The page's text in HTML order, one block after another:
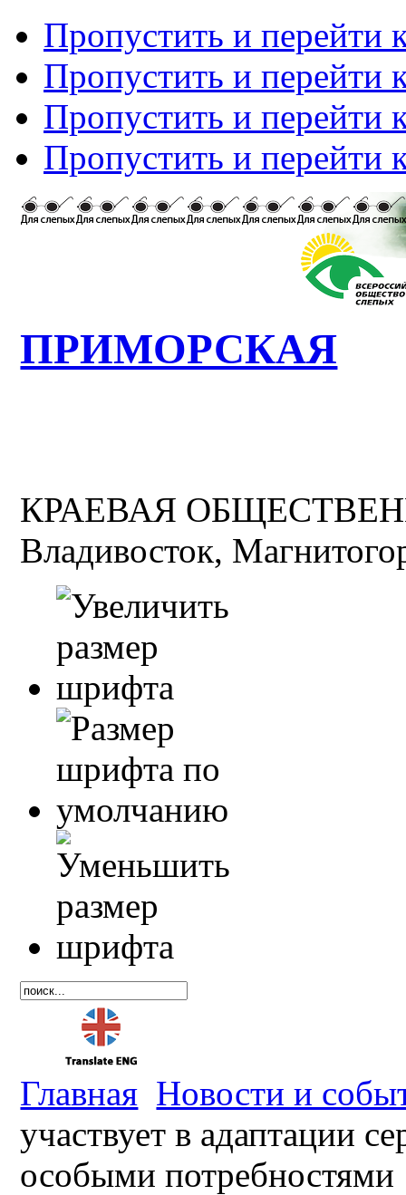
Пропустить и перейти
Пропустить и перейти
Пропустить и перейти
Пропустить и перейти
ПРИМОРСКАЯ
КРАЕВАЯ
Владивосток,
Главная Новости и
участвует в адаптации
особыми потребностями